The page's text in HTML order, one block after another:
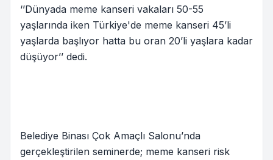
‘’Dünyada meme kanseri vakaları 50-55
yaşlarında iken Türkiye'de meme kanseri 45’li
yaşlarda başlıyor hatta bu oran 20’li yaşlara kadar
düşüyor’’ dedi.
Belediye Binası Çok Amaçlı Salonu’nda
gerçekleştirilen seminerde; meme kanseri risk